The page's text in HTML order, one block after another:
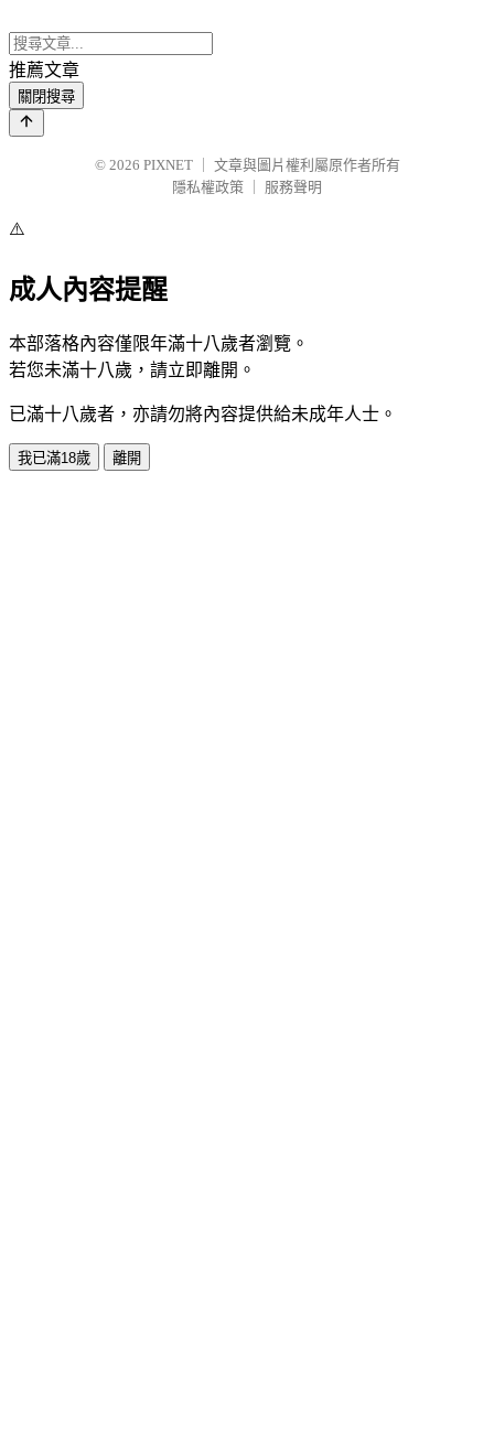
推薦文章
關閉搜尋
© 2026 PIXNET
文章與圖片權利屬原作者所有
隱私權政策
服務聲明
⚠️
成人內容提醒
本部落格內容僅限年滿十八歲者瀏覽。
若您未滿十八歲，請立即離開。
已滿十八歲者，亦請勿將內容提供給未成年人士。
我已滿18歲 離開